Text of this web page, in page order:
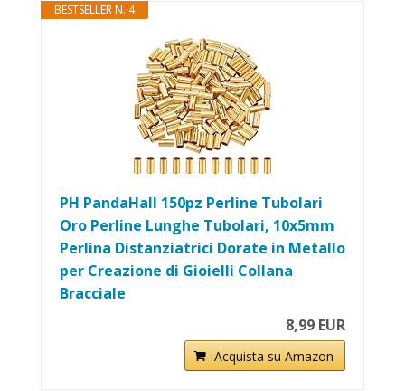
BESTSELLER N. 4
PH PandaHall 150pz Perline Tubolari
Oro Perline Lunghe Tubolari, 10x5mm
Perlina Distanziatrici Dorate in Metallo
per Creazione di Gioielli Collana
Bracciale
8,99 EUR
Acquista su Amazon